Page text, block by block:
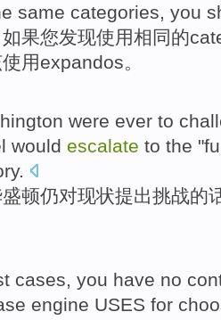
same categories, you
如果您发现使用相同的
使用expandos。
were ever to
would escalate to the "
.
顿仍对现状提出挑战的
cases you have no
engine USES for